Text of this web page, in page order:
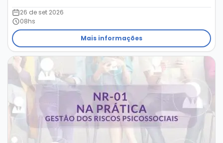
26 de set 2026
08hs
Mais informações